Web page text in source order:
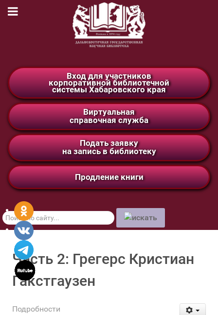
Вход для участников
корпоративной библиотечной
системы Хабаровского края
Виртуальная
справочная служба
Подать заявку
на запись в библиотеку
Продление книги
Поиск
по
сайту
Часть 2: Грегерс Кристиан
Гакстгаузен
Подробности